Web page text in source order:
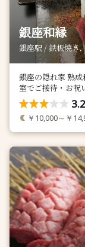
銀座和縁
銀座駅 / 鉄板焼き
銀座の隠れ家 熟
室でご接待・お祝
￥10,000～￥